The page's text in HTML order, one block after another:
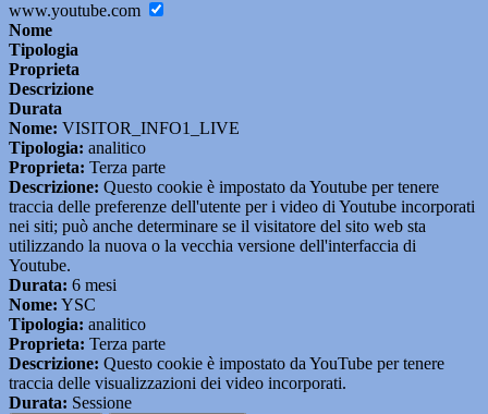
www.youtube.com
Nome
Tipologia
Proprieta
Descrizione
Durata
Nome: VISITOR_INFO1_LIVE
Tipologia: analitico
Proprieta: Terza parte
Descrizione: Questo cookie è impostato da Youtube per tenere
traccia delle preferenze dell'utente per i video di Youtube incorporati
nei siti; può anche determinare se il visitatore del sito web sta
utilizzando la nuova o la vecchia versione dell'interfaccia di
Youtube.
Durata: 6 mesi
Nome: YSC
Tipologia: analitico
Proprieta: Terza parte
Descrizione: Questo cookie è impostato da YouTube per tenere
traccia delle visualizzazioni dei video incorporati.
Durata: Sessione